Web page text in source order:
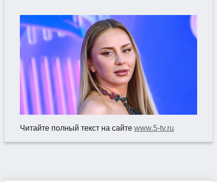
Читайте полный текст на сайте www.5-tv.ru